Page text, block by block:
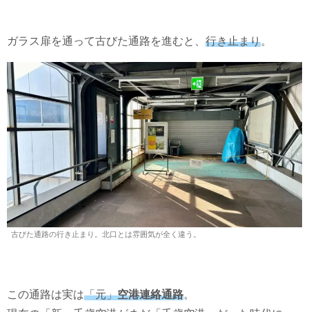
ガラス扉を通って古びた通路を進むと、 行き止まり。
古びた通路の行き止まり。北口とは雰囲気が全く違う。
この通路は実は「元」空港連絡通路。